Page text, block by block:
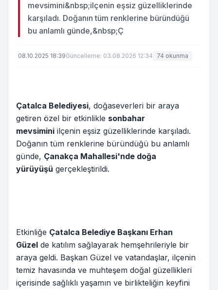
mevsimini&nbsp;ilçenin eşsiz güzelliklerinde
karşıladı. Doğanın tüm renklerine büründüğü
bu anlamlı günde,&nbsp;Ç
08.10.2025 18:39Güncelleme: 03.08.2026 12:34 74 okunma
Çatalca Belediyesi, doğaseverleri bir araya
getiren özel bir etkinlikle sonbahar
mevsimini ilçenin eşsiz güzelliklerinde karşıladı.
Doğanın tüm renklerine büründüğü bu anlamlı
günde, Çanakça Mahallesi'nde doğa
yürüyüşü gerçekleştirildi.
Etkinliğe Çatalca Belediye Başkanı Erhan
Güzel de katılım sağlayarak hemşehrileriyle bir
araya geldi. Başkan Güzel ve vatandaşlar, ilçenin
temiz havasında ve muhteşem doğal güzellikleri
içerisinde sağlıklı yaşamın ve birlikteliğin keyfini